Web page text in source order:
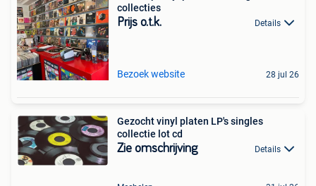
collecties
Prijs o.t.k. Details
Bezoek website 28 jul 26
Gezocht vinyl platen LP's singles
collectie lot cd
Zie omschrijving Details